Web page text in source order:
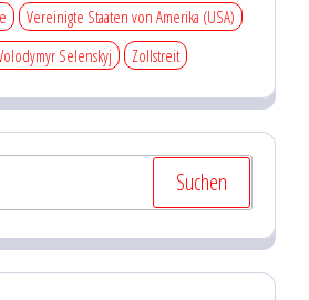
Vereinigte Staaten von Amerika (USA)
Selenskyj Zollstreit